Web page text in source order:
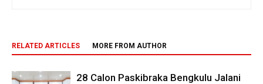
RELATED ARTICLES MORE FROM AUTHOR
28 Calon Paskibraka Bengkulu Jalani